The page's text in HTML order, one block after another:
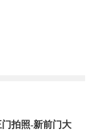
拍照-新前门大